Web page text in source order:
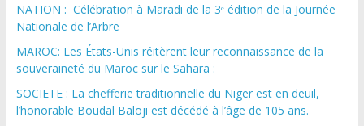
NATION : Célébration à Maradi de la 3ᵉ édition de la Journée
Nationale de l’Arbre
MAROC: Les États-Unis réitèrent leur reconnaissance de la
souveraineté du Maroc sur le Sahara :
SOCIETE : La chefferie traditionnelle du Niger est en deuil,
l’honorable Boudal Baloji est décédé à l’âge de 105 ans.